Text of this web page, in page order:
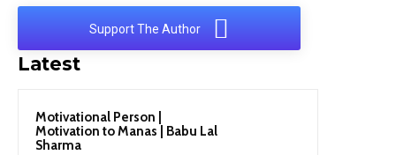
Support The Author
Latest
Motivational Person |
Motivation to Manas | Babu Lal
Sharma